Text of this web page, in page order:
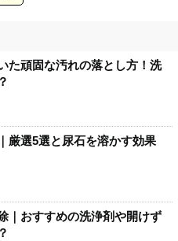
た頑固な汚れの落とし方！洗
厳選5選と尿石を溶かす効果
｜おすすめの洗浄剤や開けず